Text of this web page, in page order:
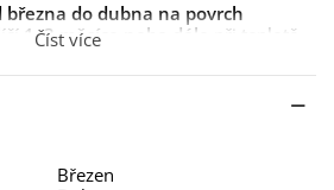
března do dubna na povrch
1–3 měsíce nebo déle
při teplotě
Číst více
Březen